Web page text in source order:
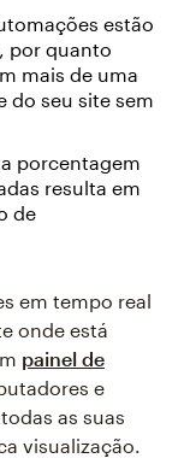
estão
por quanto
mais de uma
do seu site sem
porcentagem
resulta em
de
em tempo real
onde está
painel de
e
as suas
visualização.